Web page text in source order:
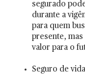
segurado
durante a
para quem
presente,
valor para o
Seguro de